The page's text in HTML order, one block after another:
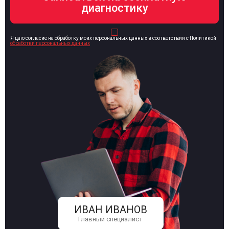
ИВАН ИВАНОВ
Главный специалист
Я даю согласие на обработку моих персональных данных в соответствии с Политикой
обработки персональных данных